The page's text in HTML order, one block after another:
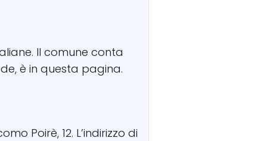
Il comune conta
è in questa pagina.
Poirè, 12. L’indirizzo di